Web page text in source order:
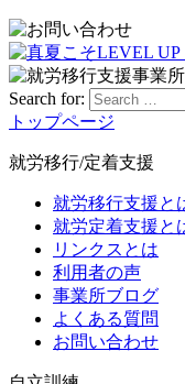
Search for:
トップページ
就労移行/定着支援
就労移行支援と
就労定着支援と
リンクスとは
利用者の声
事業所ブログ
よくある質問
お問い合わせ